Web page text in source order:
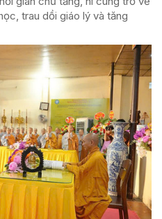
trau dồi giáo lý và tăng